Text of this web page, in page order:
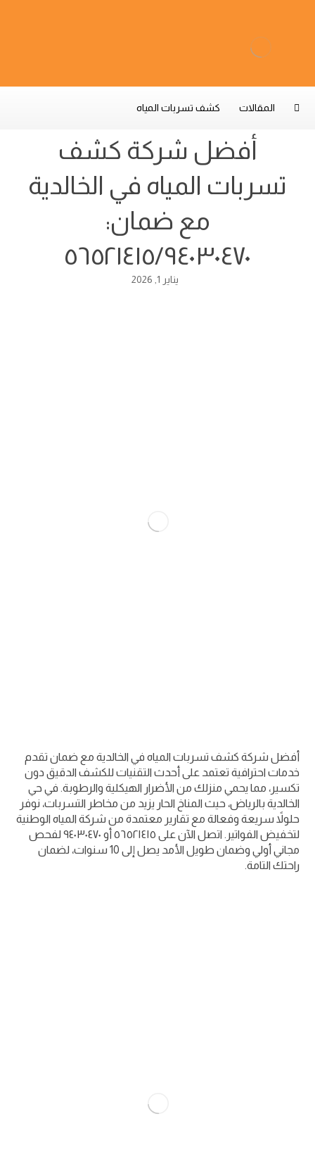
المقالات كشف تسربات المياه
أفضل شركة كشف
تسربات المياه في الخالدية
مع ضمان:
٥٦٥٢١٤١٥/٩٤٠٣٠٤٧٠
يناير 1, 2026
أفضل شركة كشف تسربات المياه في الخالدية مع ضمان تقدم
خدمات احترافية تعتمد على أحدث التقنيات للكشف الدقيق دون
تكسير، مما يحمي منزلك من الأضرار الهيكلية والرطوبة. في حي
الخالدية بالرياض، حيث المناخ الحار يزيد من مخاطر التسربات، نوفر
حلولاً سريعة وفعالة مع تقارير معتمدة من شركة المياه الوطنية
لتخفيض الفواتير. اتصل الآن على ٥٦٥٢١٤١٥ أو ٩٤٠٣٠٤٧٠ لفحص
مجاني أولي وضمان طويل الأمد يصل إلى 10 سنوات، لضمان
راحتك التامة.